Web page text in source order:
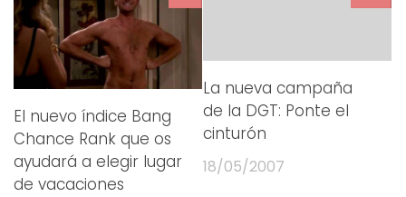
El nuevo índice Bang
Chance Rank que os
ayudará a elegir lugar
de vacaciones
La nueva campaña
de la DGT: Ponte el
cinturón
18/05/2007